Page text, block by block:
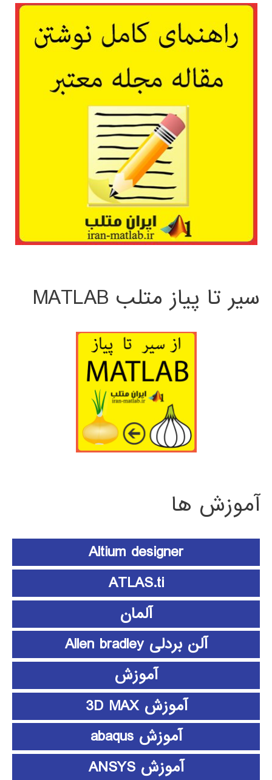
سیر تا پیاز متلب MATLAB
آموزش ها
Altium designer
ATLAS.ti
آلمان
آلن بردلی Allen bradley
آموزش
آموزش 3D MAX
آموزش abaqus
آموزش ANSYS